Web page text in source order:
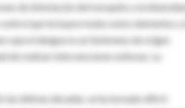
de infestación del mosquito y la
que incluyera todos estos elementos y
que el dengue es un fenómeno de origen
realizar intervenciones exitosas. La
últimas décadas, se ha tornado difícil